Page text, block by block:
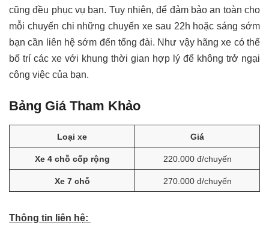
cũng đều phục vụ bạn. Tuy nhiên, để đảm bảo an toàn cho
mỗi chuyến chi những chuyến xe sau 22h hoặc sáng sớm
bạn cần liên hệ sớm đến tổng đài. Như vậy hãng xe có thể
bố trí các xe với khung thời gian hợp lý để không trở ngại
công việc của bạn.
Bảng Giá Tham Khảo
Loại xe Giá
Xe 4 chỗ cốp rộng 220.000 đ/chuyến
Xe 7 chỗ 270.000 đ/chuyến
Thông tin liên hệ: